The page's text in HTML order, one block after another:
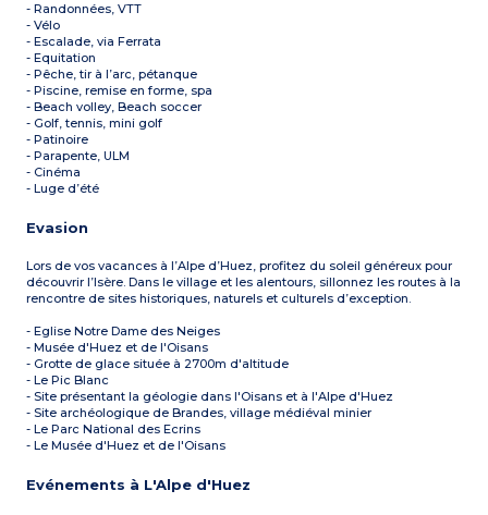
- Randonnées, VTT
- Vélo
- Escalade, via Ferrata
- Equitation
- Pêche, tir à l’arc, pétanque
- Piscine, remise en forme, spa
- Beach volley, Beach soccer
- Golf, tennis, mini golf
- Patinoire
- Parapente, ULM
- Cinéma
- Luge d’été
Evasion
Lors de vos vacances à l’Alpe d’Huez, profitez du soleil généreux pour
découvrir l’Isère. Dans le village et les alentours, sillonnez les routes à la
rencontre de sites historiques, naturels et culturels d’exception.
- Eglise Notre Dame des Neiges
- Musée d'Huez et de l'Oisans
- Grotte de glace située à 2700m d'altitude
- Le Pic Blanc
- Site présentant la géologie dans l'Oisans et à l'Alpe d'Huez
- Site archéologique de Brandes, village médiéval minier
- Le Parc National des Ecrins
- Le Musée d'Huez et de l'Oisans
Evénements à L'Alpe d'Huez